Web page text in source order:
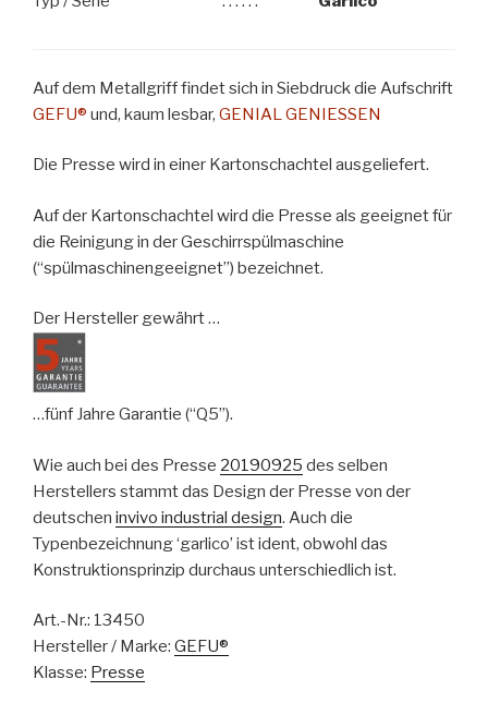
Auf dem Metallgriff findet sich in Siebdruck die Aufschrift
GEFU® und, kaum lesbar, GENIAL GENIESSEN
Die Presse wird in einer Kartonschachtel ausgeliefert.
Auf der Kartonschachtel wird die Presse als geeignet für
die Reinigung in der Geschirrspülmaschine
(“spülmaschinengeeignet”) bezeichnet.
Der Hersteller gewährt …
…fünf Jahre Garantie (“Q5”).
Wie auch bei des Presse 20190925 des selben
Herstellers stammt das Design der Presse von der
deutschen invivo industrial design. Auch die
Typenbezeichnung ‘garlico’ ist ident, obwohl das
Konstruktionsprinzip durchaus unterschiedlich ist.
Art.-Nr.: 13450
Hersteller / Marke: GEFU®
Klasse: Presse